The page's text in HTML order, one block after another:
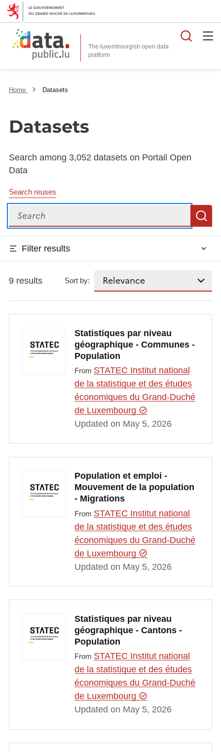
The luxembourgish open data
platform
Home Datasets
Datasets
Search among 3,052 datasets on Portail Open
Data
Search reuses
Search
Filter results
9 results Sort by:
Statistiques par niveau
géographique - Communes -
Population
From STATEC Institut national
de la statistique et des études
économiques du Grand-Duché
de Luxembourg
Updated on May 5, 2026
Population et emploi -
Mouvement de la population
- Migrations
From STATEC Institut national
de la statistique et des études
économiques du Grand-Duché
de Luxembourg
Updated on May 5, 2026
Statistiques par niveau
géographique - Cantons -
Population
From STATEC Institut national
de la statistique et des études
économiques du Grand-Duché
de Luxembourg
Updated on May 5, 2026